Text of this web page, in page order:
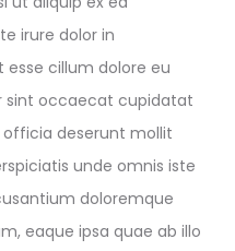
irure dolor in
cillum dolore eu
sint occaecat cupidatat
deserunt mollit
unde omnis iste
doloremque
eaque ipsa quae ab illo